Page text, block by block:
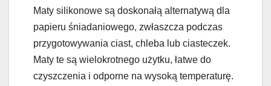
Maty silikonowe są doskonałą alternatywą dla
papieru śniadaniowego, zwłaszcza podczas
przygotowywania ciast, chleba lub ciasteczek.
Maty te są wielokrotnego użytku, łatwe do
czyszczenia i odporne na wysoką temperaturę.